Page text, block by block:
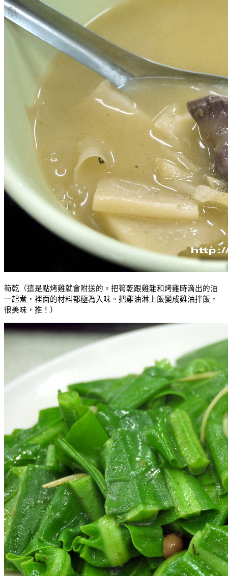
筍乾（這是點烤雞就會附送的。把筍乾跟雞雜和烤雞時滴出的油
一起煮，裡面的材料都極為入味。把雞油淋上飯變成雞油拌飯，
很美味，推！）